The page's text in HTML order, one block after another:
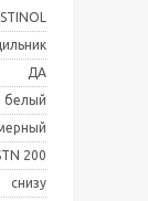
STINOL
ДА
белый
200
снизу